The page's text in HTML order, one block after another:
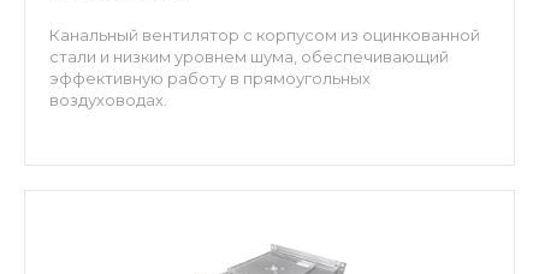
Канальный вентилятор с корпусом из оцинкованной
стали и низким уровнем шума, обеспечивающий
эффективную работу в прямоугольных
воздуховодах.